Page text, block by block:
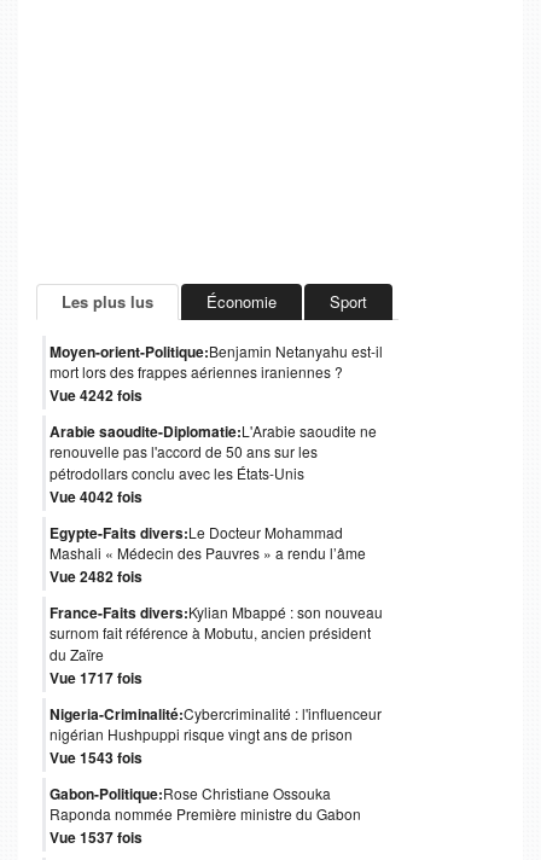
Les plus lus Économie Sport
Moyen-orient-Politique:Benjamin Netanyahu est-il
mort lors des frappes aériennes iraniennes ?
Vue 4242 fois
Arabie saoudite-Diplomatie:L'Arabie saoudite ne
renouvelle pas l'accord de 50 ans sur les
pétrodollars conclu avec les États-Unis
Vue 4042 fois
Egypte-Faits divers:Le Docteur Mohammad
Mashali « Médecin des Pauvres » a rendu l’âme
Vue 2482 fois
France-Faits divers:Kylian Mbappé : son nouveau
surnom fait référence à Mobutu, ancien président
du Zaïre
Vue 1717 fois
Nigeria-Criminalité:Cybercriminalité : l'influenceur
nigérian Hushpuppi risque vingt ans de prison
Vue 1543 fois
Gabon-Politique:Rose Christiane Ossouka
Raponda nommée Première ministre du Gabon
Vue 1537 fois